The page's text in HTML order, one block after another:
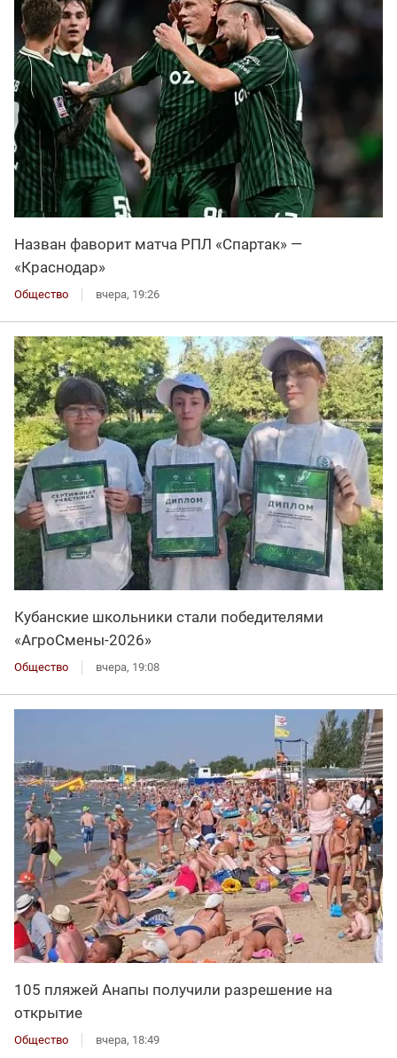
Назван фаворит матча РПЛ «Спартак» —
«Краснодар»
Общество вчера, 19:26
Кубанские школьники стали победителями
«АгроСмены-2026»
Общество вчера, 19:08
105 пляжей Анапы получили разрешение на
открытие
Общество вчера, 18:49